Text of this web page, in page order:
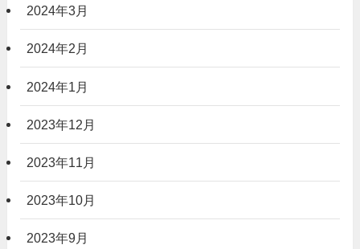
2024年3月
2024年2月
2024年1月
2023年12月
2023年11月
2023年10月
2023年9月